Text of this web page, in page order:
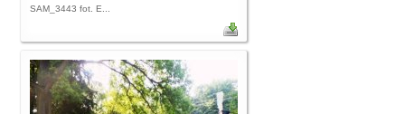
SAM_3443 fot. E...